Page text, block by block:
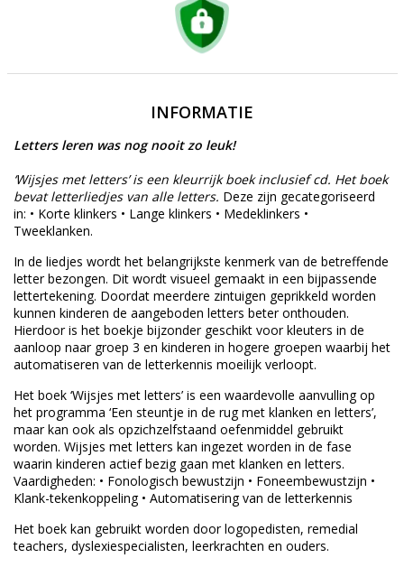
INFORMATIE
Letters leren was nog nooit zo leuk!
‘Wijsjes met letters’ is een kleurrijk boek inclusief cd. Het boek
bevat letterliedjes van alle letters. Deze zijn gecategoriseerd
in: • Korte klinkers • Lange klinkers • Medeklinkers •
Tweeklanken.
In de liedjes wordt het belangrijkste kenmerk van de betreffende
letter bezongen. Dit wordt visueel gemaakt in een bijpassende
lettertekening. Doordat meerdere zintuigen geprikkeld worden
kunnen kinderen de aangeboden letters beter onthouden.
Hierdoor is het boekje bijzonder geschikt voor kleuters in de
aanloop naar groep 3 en kinderen in hogere groepen waarbij het
automatiseren van de letterkennis moeilijk verloopt.
Het boek ‘Wijsjes met letters’ is een waardevolle aanvulling op
het programma ‘Een steuntje in de rug met klanken en letters’,
maar kan ook als opzichzelfstaand oefenmiddel gebruikt
worden. Wijsjes met letters kan ingezet worden in de fase
waarin kinderen actief bezig gaan met klanken en letters.
Vaardigheden: • Fonologisch bewustzijn • Foneembewustzijn •
Klank-tekenkoppeling • Automatisering van de letterkennis
Het boek kan gebruikt worden door logopedisten, remedial
teachers, dyslexiespecialisten, leerkrachten en ouders.